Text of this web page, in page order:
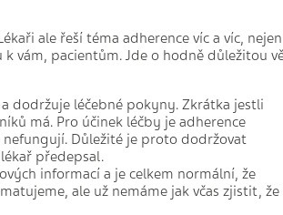
ale řeší téma adherence víc a víc, nejen
vám, pacientům. Jde o hodně důležitou
dodržuje léčebné pokyny. Zkrátka jestli
má. Pro účinek léčby je adherence
Důležité je proto dodržovat
předepsal.
informací a je celkem normální, že
ale už nemáme jak včas zjistit, že